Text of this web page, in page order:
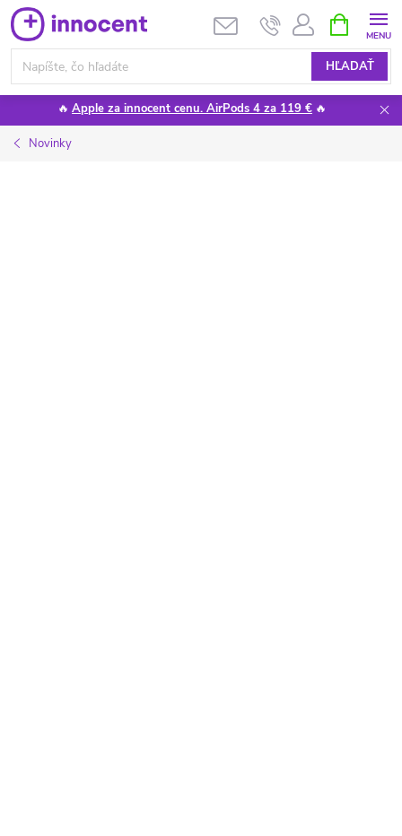
Prejsť
na
obsah
HĽADAŤ
KOŠÍK
🔥 Apple za innocent cenu. AirPods 4 za 119 € 🔥
Novinky